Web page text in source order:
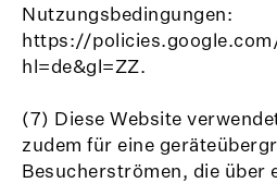
Nutzungsbedingungen:
https://
hl=de&gl=ZZ.
(7) Diese Website
zudem für eine
Besucherströmen, die über